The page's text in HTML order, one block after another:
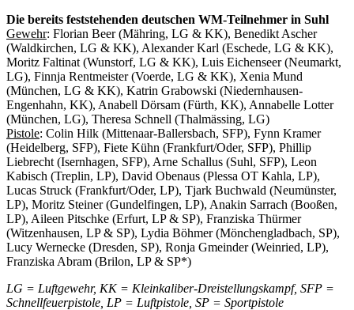
Die bereits feststehenden deutschen WM-Teilnehmer in Suhl
Gewehr: Florian Beer (Mähring, LG & KK), Benedikt Ascher
(Waldkirchen, LG & KK), Alexander Karl (Eschede, LG & KK),
Moritz Faltinat (Wunstorf, LG & KK), Luis Eichenseer (Neumarkt,
LG), Finnja Rentmeister (Voerde, LG & KK), Xenia Mund
(München, LG & KK), Katrin Grabowski (Niedernhausen-
Engenhahn, KK), Anabell Dörsam (Fürth, KK), Annabelle Lotter
(München, LG), Theresa Schnell (Thalmässing, LG)
Pistole: Colin Hilk (Mittenaar-Ballersbach, SFP), Fynn Kramer
(Heidelberg, SFP), Fiete Kühn (Frankfurt/Oder, SFP), Phillip
Liebrecht (Isernhagen, SFP), Arne Schallus (Suhl, SFP), Leon
Kabisch (Treplin, LP), David Obenaus (Plessa OT Kahla, LP),
Lucas Struck (Frankfurt/Oder, LP), Tjark Buchwald (Neumünster,
LP), Moritz Steiner (Gundelfingen, LP), Anakin Sarrach (Booßen,
LP), Aileen Pitschke (Erfurt, LP & SP), Franziska Thürmer
(Witzenhausen, LP & SP), Lydia Böhmer (Mönchengladbach, SP),
Lucy Wernecke (Dresden, SP), Ronja Gmeinder (Weinried, LP),
Franziska Abram (Brilon, LP & SP*)
LG = Luftgewehr, KK = Kleinkaliber-Dreistellungskampf, SFP =
Schnellfeuerpistole, LP = Luftpistole, SP = Sportpistole